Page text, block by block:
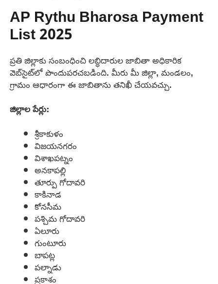
AP Rythu Bharosa Payment
List 2025
ప్రతి జిల్లాకు సంబంధించి లబ్ధిదారుల జాబితా అధికారిక
వెబ్‌సైట్‌లో పొందుపరచబడింది. మీరు మీ జిల్లా, మండలం,
గ్రామం ఆధారంగా ఈ జాబితాను తనిఖీ చేయవచ్చు.
జిల్లాల పేర్లు:
శ్రీకాకుళం
విజయనగరం
విశాఖపట్నం
అనకాపల్లి
తూర్పు గోదావరి
కాకినాడ
కోనసీమ
పశ్చిమ గోదావరి
ఏలూరు
గుంటూరు
బాపట్ల
పల్నాడు
ప్రకాశం